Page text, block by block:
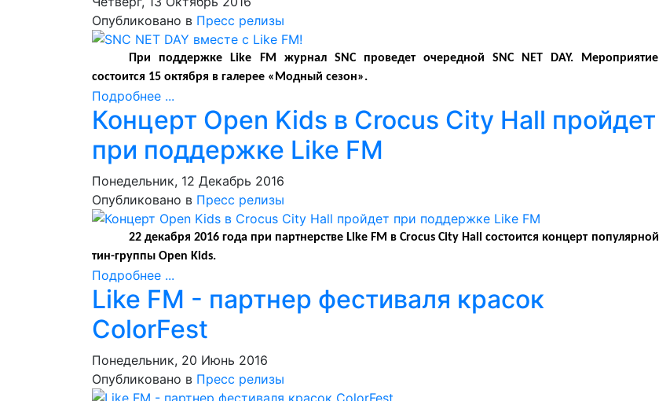
Опубликовано в Пресс релизы
При поддержке Like FM журнал SNC проведет очередной SNC NET DAY. Мероприятие
состоится 15 октября в галерее «Модный сезон».
Подробнее ...
Концерт Open Kids в Crocus City Hall пройдет
при поддержке Like FM
Понедельник, 12 Декабрь 2016
Опубликовано в Пресс релизы
22 декабря 2016 года при партнерстве Like FM в Crocus City Hall состоится концерт популярной
тин-группы Open Kids.
Подробнее ...
Like FM - партнер фестиваля красок
ColorFest
Понедельник, 20 Июнь 2016
Опубликовано в Пресс релизы